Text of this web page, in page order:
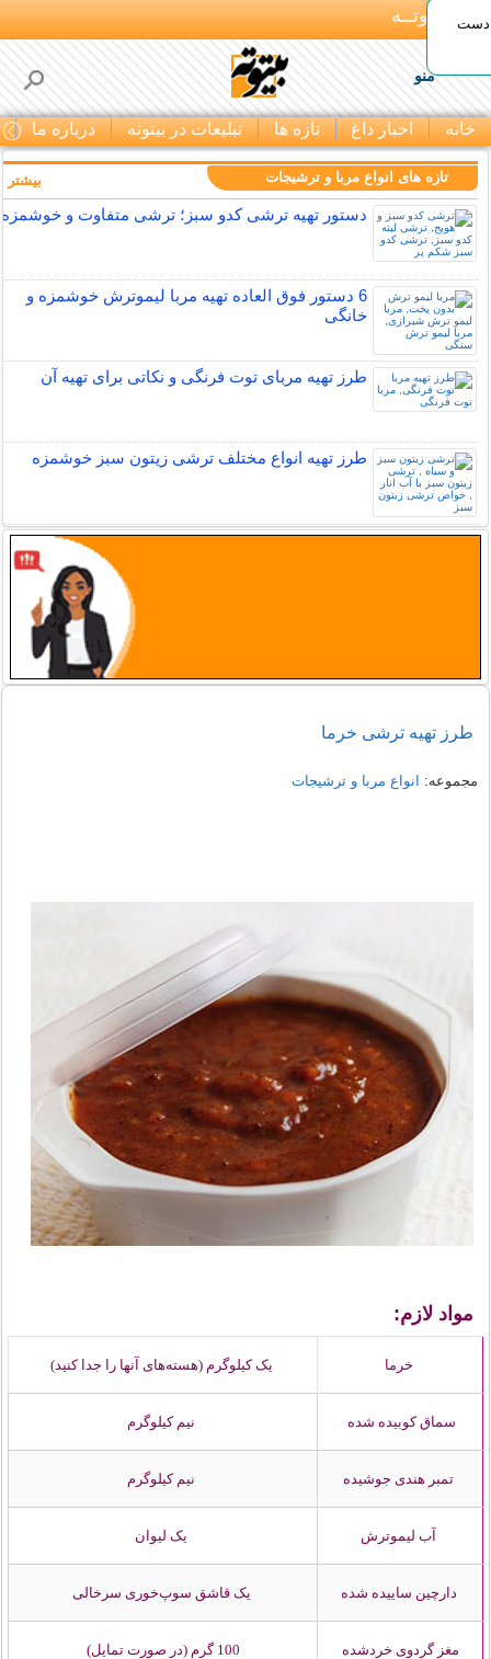
بـیتوتــه
منو
خانه اخبار داغ تازه ها تبلیغات در بیتوته درباره ما
دست
تازه های انواع مربا و ترشیجات
دستور تهیه ترشی کدو سبز؛ ترشی متفاوت و خوشمزه
6 دستور فوق العاده تهیه مربا لیموترش خوشمزه و
خانگی
طرز تهیه مربای توت فرنگی و نکاتی برای تهیه آن
طرز تهیه انواع مختلف ترشی زیتون سبز خوشمزه
بیشتر
طرز تهیه ترشی خرما
مجموعه: انواع مربا و ترشیجات
مواد لازم:
خرما یک کیلوگرم (هسته‌های آنها را جدا کنید)
سماق کوبیده شده نیم کیلوگرم
تمبر هندی جوشیده نیم کیلوگرم
آب لیموترش یک لیوان
دارچین ساییده شده یک قاشق سوپ‌خوری سرخالی
مغز گردوی خردشده 100 گرم (در صورت تمایل)